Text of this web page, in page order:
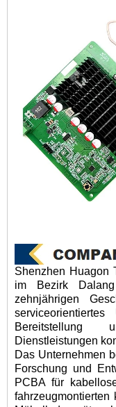
Shenzhen Huagon
im Bezirk
zehnjährigen
Bereitstellung
Dienstleistungen
Das Unternehmen
Forschung und
PCBA für